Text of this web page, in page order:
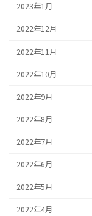
2023年1月
2022年12月
2022年11月
2022年10月
2022年9月
2022年8月
2022年7月
2022年6月
2022年5月
2022年4月